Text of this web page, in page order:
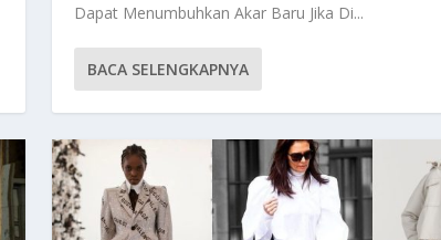
Dapat Menumbuhkan Akar Baru Jika Di...
BACA SELENGKAPNYA